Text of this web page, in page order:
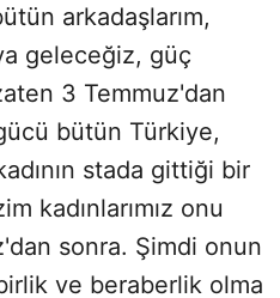
arkadaşlarım,
geleceğiz, güç
3 Temmuz'dan
bütün Türkiye,
stada gittiği bir
kadınlarımız onu
sonra. Şimdi onun
ve beraberlik olma